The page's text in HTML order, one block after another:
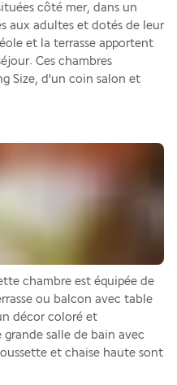
côté mer, dans un
aux adultes et dotés de leur
et la terrasse apportent
Ces chambres
Size, d'un coin salon et
chambre est équipée de
ou balcon avec table
décor coloré et
salle de bain avec
et chaise haute sont